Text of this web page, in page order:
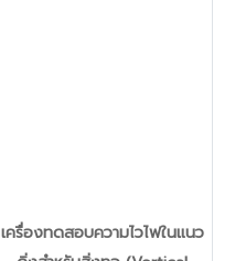
เครื่องทดสอบความไวไฟในแนว